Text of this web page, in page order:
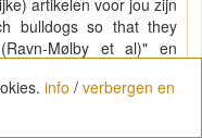
bulldogs so that they
Mølby et al)" en
in brachycephalic
de complexiteit binnen
info / verbergen en